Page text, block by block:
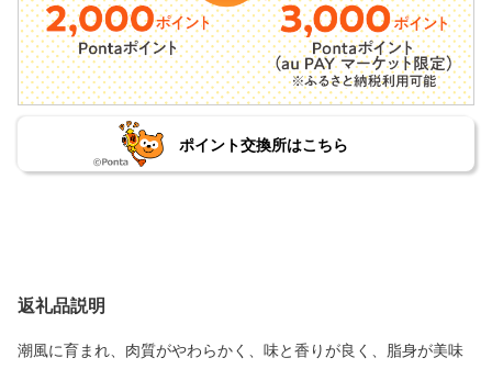
ポイント交換所はこちら
返礼品説明
潮風に育まれ、肉質がやわらかく、味と香りが良く、脂身が美味